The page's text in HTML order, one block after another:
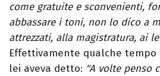
come gratuite e sconvenienti,
abbassare i toni, non lo dico a
attrezzati, alla magistratura, ai
Effettivamente qualche tempo
lei aveva detto: "A volte penso